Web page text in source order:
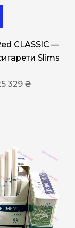
Arizona
Cigaronne
Сигарети LD
CLASSIC —
Slims
329 ₴